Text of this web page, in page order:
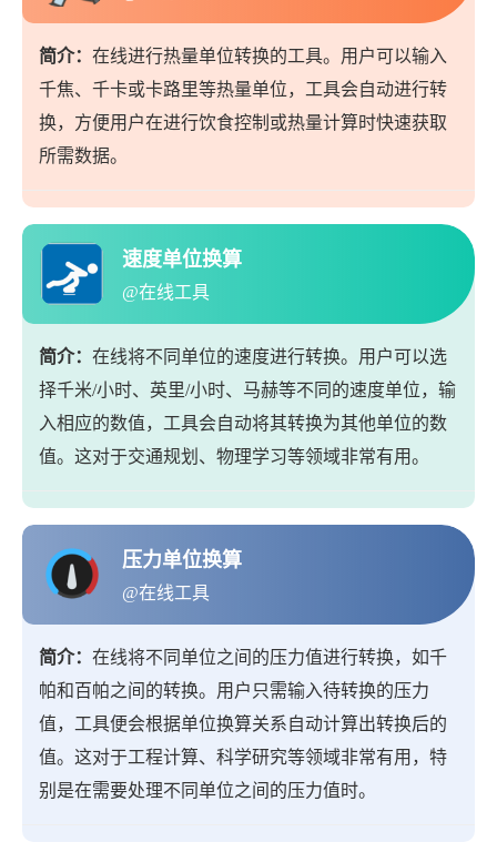
简介： 在线进行热量单位转换的工具。用户可以输入
千焦、千卡或卡路里等热量单位，工具会自动进行转
换，方便用户在进行饮食控制或热量计算时快速获取
所需数据。
速度单位换算
@在线工具
简介： 在线将不同单位的速度进行转换。用户可以选
择千米/小时、英里/小时、马赫等不同的速度单位，输
入相应的数值，工具会自动将其转换为其他单位的数
值。这对于交通规划、物理学习等领域非常有用。
压力单位换算
@在线工具
简介： 在线将不同单位之间的压力值进行转换，如千
帕和百帕之间的转换。用户只需输入待转换的压力
值，工具便会根据单位换算关系自动计算出转换后的
值。这对于工程计算、科学研究等领域非常有用，特
别是在需要处理不同单位之间的压力值时。